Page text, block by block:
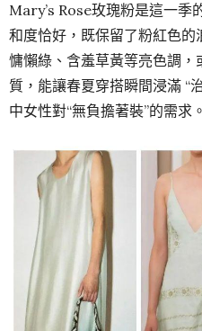
Mary’s Rose玫瑰粉是這一季
和度恰好，既保留了粉紅色
慵懶綠、含羞草黃等亮色調
質，能讓春夏穿搭瞬間浸滿 “
中女性對“無負擔著裝”的需求。